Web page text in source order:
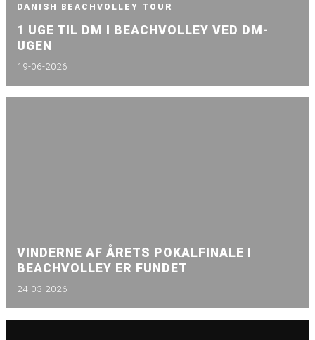
DANISH BEACHVOLLEY TOUR
1 UGE TIL DM I BEACHVOLLEY VED DM-
UGEN
19-06-2026
VINDERNE AF ÅRETS POKALFINALE I
BEACHVOLLEY ER FUNDET
24-03-2026